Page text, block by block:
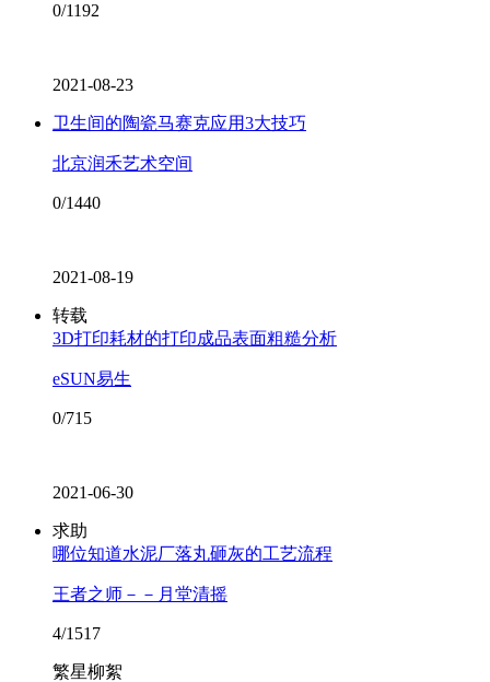
0/1192
2021-08-23
卫生间的陶瓷马赛克应用3大技巧
北京润禾艺术空间
0/1440
2021-08-19
转载
3D打印耗材的打印成品表面粗糙分析
eSUN易生
0/715
2021-06-30
求助
哪位知道水泥厂落丸砸灰的工艺流程
王者之师－－月堂清摇
4/1517
繁星柳絮